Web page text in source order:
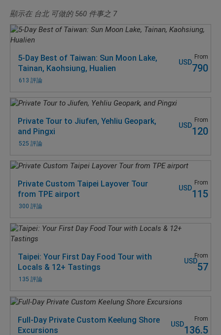
顯示在 台北 可做的 560 件事之 7
5-Day Best of Taiwan: Sun Moon Lake,
Tainan, Kaohsiung, Hualien
613 評論
From
USD790
Private Tour to Jiufen, Yehliu Geopark,
and Pingxi
525 評論
From
USD120
Private Custom Taipei Layover Tour
from TPE airport
300 評論
From
USD115
Taipei: Your First Day Food Tour with
Locals & 12+ Tastings
135 評論
From
USD57
Full-Day Private Custom Keelung Shore
Excursions
From
USD136.5